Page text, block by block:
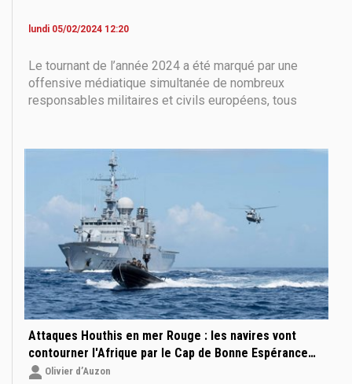
lundi 05/02/2024 12:20
Le tournant de l’année 2024 a été marqué par une
offensive médiatique simultanée de nombreux
responsables militaires et civils européens, tous
à Berlin. Un rapport du think tank allemand DGAP
Attaques Houthis en mer Rouge : les navires vont
contourner l'Afrique par le Cap de Bonne Espérance…
Olivier d’Auzon